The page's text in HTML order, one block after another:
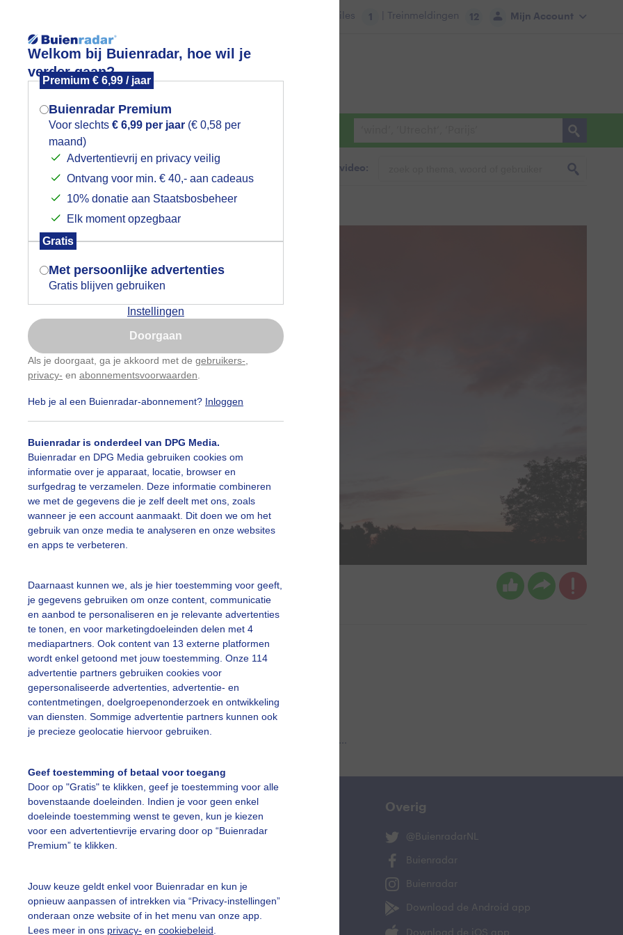
Welkom bij Buienradar, hoe wil je
verder gaan?
Premium € 6,99 / jaar
Buienradar Premium
Voor slechts € 6,99 per jaar (€ 0,58 per
maand)
Advertentievrij en privacy veilig
Ontvang voor min. € 40,- aan cadeaus
10% donatie aan Staatsbosbeheer
Elk moment opzegbaar
Gratis
Met persoonlijke advertenties
Gratis blijven gebruiken
Instellingen
Doorgaan
Als je doorgaat, ga je akkoord met de gebruikers-
privacy- en abonnementsvoorwaarden
Heb je al een Buienradar-abonnement? Inloggen
Buienradar is onderdeel van DPG Media.
Buienradar en DPG Media gebruiken cookies om
informatie over je apparaat, locatie, browser en
surfgedrag te verzamelen. Deze informatie combineren
we met de gegevens die je zelf deelt met ons, zoals
wanneer je een account aanmaakt. Dit doen we om het
gebruik van onze media te analyseren en onze websites
en apps te verbeteren.
Daarnaast kunnen we, als je hier toestemming voor geeft,
je gegevens gebruiken om onze content, communicatie
en aanbod te personaliseren en je relevante advertenties
te tonen, en voor marketingdoeleinden delen met 4
mediapartners. Ook content van 13 externe platformen
wordt enkel getoond met jouw toestemming. Onze 114
advertentie partners gebruiken cookies voor
gepersonaliseerde advertenties, advertentie- en
contentmetingen, doelgroepenonderzoek en ontwikkeling
van diensten. Sommige advertentie partners kunnen ook
je precieze geolocatie hiervoor gebruiken.
Geef toestemming of betaal voor toegang
Door op "Gratis" te klikken, geef je toestemming voor alle
bovenstaande doeleinden. Indien je voor geen enkel
doeleinde toestemming wenst te geven, kun je kiezen
voor een advertentievrije ervaring door op “Buienradar
Premium” te klikken.
Jouw keuze geldt enkel voor Buienradar en kun je
opnieuw aanpassen of intrekken via “Privacy-instellingen”
onderaan onze website of in het menu van onze app.
Lees meer in ons privacy- en cookiebeleid
Mijn Account
Files 1 | Treinmeldingen 12
Foto en video Weerzine
Zoeken in foto & video:
ben Saanen Gemaakt: 15-05-2026, 41x bekeken
slideshow
vragen
Mijn weer
De Bilt
Overig
@BuienradarNL
Buienradar
Buienradar
Download de Android app
Download de iOS app
Mogen we je locatie gebruiken voor
het weer?
Indien je hier nog geen akkoord op hebt
gegeven, verschijnt er zo een pop-up uit
je browser waarin deze toestemming
gevraagd wordt.
Is goed, toon de popup
Nu niet, misschien later
Gebruik je Safari en wil je niet elke dag deze pop-up
Klikhierom dit aan te passen